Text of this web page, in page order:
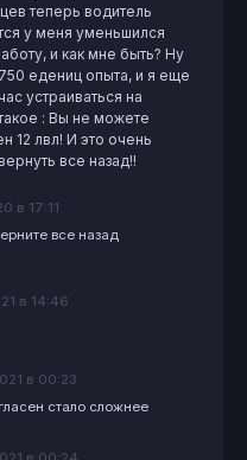
теперь водитель
у меня уменьшился
и как мне быть? Ну
едениц опыта, и я еще
устраиваться на
: Вы не можете
12 лвл! И это очень
все назад!!
в 17:11
все назад
в 14:46
в 00:23
стало сложнее